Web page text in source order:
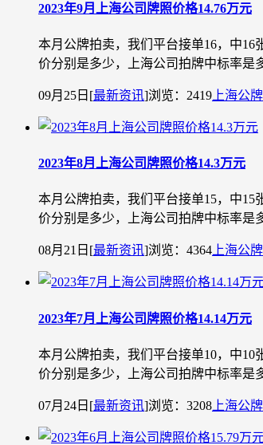
2023年9月上海公司牌照价格14.76万元
本月公牌拍卖，我们平台接单16，中
价分别是多少，上海公司拍牌中标率是
09月25日 [最新资讯]浏览：2419 上海公
2023年8月上海公司牌照价格14.3万元
本月公牌拍卖，我们平台接单15，中
价分别是多少，上海公司拍牌中标率是
08月21日 [最新资讯]浏览：4364 上海公
2023年7月上海公司牌照价格14.14万元
本月公牌拍卖，我们平台接单10，中
价分别是多少，上海公司拍牌中标率是
07月24日 [最新资讯]浏览：3208 上海公